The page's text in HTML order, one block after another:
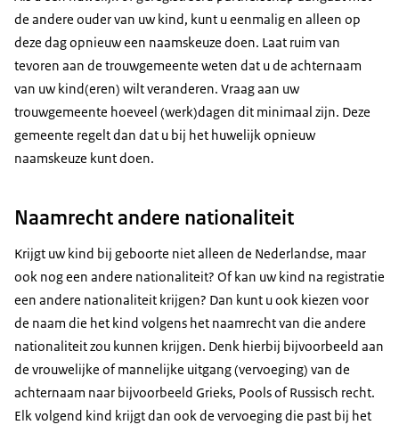
burgerlijke stand (doorgaans de duomoeder), een
verklaring laten zien van
achternaam van uw eerste kind. Dit gebeurt bij de
rechter. Volgende kinderen krijgen dezelfde
achternaam als uw eerste kind van u samen.
de andere ouder van uw kind, kunt u eenmalig en alleen op
deze dag opnieuw een naamskeuze doen. Laat ruim van
tevoren aan de trouwgemeente weten dat u de achternaam
van uw kind(eren) wilt veranderen. Vraag aan uw
trouwgemeente hoeveel (werk)dagen dit minimaal zijn. Deze
gemeente regelt dan dat u bij het huwelijk opnieuw
naamskeuze kunt doen.
Naamrecht andere nationaliteit
Krijgt uw kind bij geboorte niet alleen de Nederlandse, maar
ook nog een andere nationaliteit? Of kan uw kind na registratie
een andere nationaliteit krijgen? Dan kunt u ook kiezen voor
de naam die het kind volgens het naamrecht van die andere
nationaliteit zou kunnen krijgen. Denk hierbij bijvoorbeeld aan
de vrouwelijke of mannelijke uitgang (vervoeging) van de
achternaam naar bijvoorbeeld Grieks, Pools of Russisch recht.
Elk volgend kind krijgt dan ook de vervoeging die past bij het